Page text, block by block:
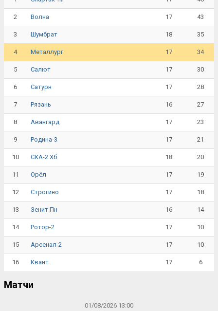
2 Волна 17 43
3 Шумбрат 18 35
4 Металлург 17 34
5 Салют 17 30
6 Сатурн 17 28
7 Рязань 16 27
8 Авангард 17 23
9 Родина-3 17 21
10 СКА-2 Хб 18 20
11 Орёл 17 19
12 Строгино 17 18
13 Зенит Пн 16 14
14 Ротор-2 17 10
15 Арсенал-2 17 10
16 Квант 17 6
Матчи
01/08/2026 13:00